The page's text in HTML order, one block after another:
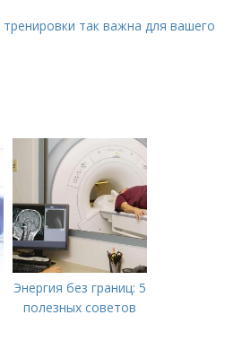
так важна для вашего
Энергия без границ: 5
полезных советов